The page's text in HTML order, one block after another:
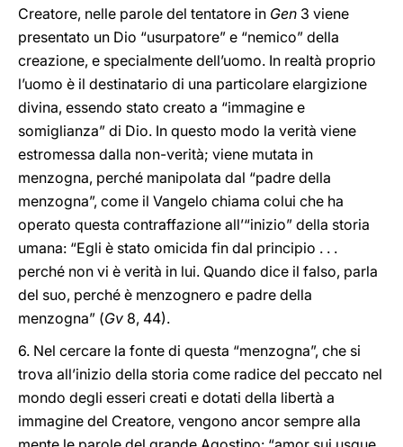
Creatore, nelle parole del tentatore in Gen 3 viene
presentato un Dio “usurpatore” e “nemico” della
creazione, e specialmente dell’uomo. In realtà proprio
l’uomo è il destinatario di una particolare elargizione
divina, essendo stato creato a “immagine e
somiglianza” di Dio. In questo modo la verità viene
estromessa dalla non-verità; viene mutata in
menzogna, perché manipolata dal “padre della
menzogna”, come il Vangelo chiama colui che ha
operato questa contraffazione all’“inizio” della storia
umana: “Egli è stato omicida fin dal principio . . .
perché non vi è verità in lui. Quando dice il falso, parla
del suo, perché è menzognero e padre della
menzogna” (Gv 8, 44).
6. Nel cercare la fonte di questa “menzogna”, che si
trova all’inizio della storia come radice del peccato nel
mondo degli esseri creati e dotati della libertà a
immagine del Creatore, vengono ancor sempre alla